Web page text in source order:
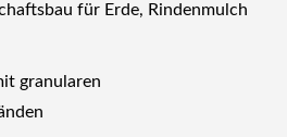
für Erde, Rindenmulch
granularen